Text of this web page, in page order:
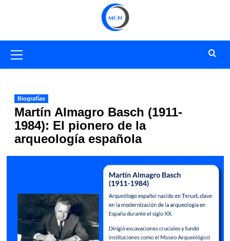
primario
Biografías
Martín Almagro Basch (1911-
1984): El pionero de la
arqueología española